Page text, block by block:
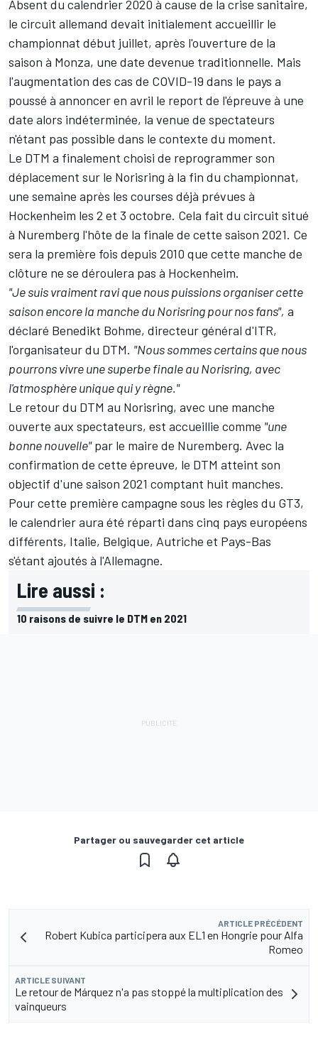
Absent du calendrier 2020 à cause de la crise sanitaire,
le circuit allemand devait initialement accueillir le
championnat début juillet, après l'ouverture de la
saison à Monza, une date devenue traditionnelle. Mais
l'augmentation des cas de COVID-19 dans le pays a
poussé à annoncer en avril le report de l'épreuve à une
date alors indéterminée, la venue de spectateurs
n'étant pas possible dans le contexte du moment.
Le DTM a finalement choisi de reprogrammer son
déplacement sur le Norisring à la fin du championnat,
une semaine après les courses déjà prévues à
Hockenheim les 2 et 3 octobre. Cela fait du circuit situé
à Nuremberg l'hôte de la finale de cette saison 2021. Ce
sera la première fois depuis 2010 que cette manche de
clôture ne se déroulera pas à Hockenheim.
"Je suis vraiment ravi que nous puissions organiser cette
saison encore la manche du Norisring pour nos fans", a
déclaré Benedikt Bohme, directeur général d'ITR,
l'organisateur du DTM. "Nous sommes certains que nous
pourrons vivre une superbe finale au Norisring, avec
l'atmosphère unique qui y règne."
Le retour du DTM au Norisring, avec une manche
ouverte aux spectateurs, est accueillie comme "une
bonne nouvelle"par le maire de Nuremberg. Avec la
confirmation de cette épreuve, le DTM atteint son
objectif d'une saison 2021 comptant huit manches.
Pour cette première campagne sous les règles du GT3,
le calendrier aura été réparti dans cinq pays européens
différents, Italie, Belgique, Autriche et Pays-Bas
s'étant ajoutés à l'Allemagne.
Lire aussi :
10 raisons de suivre le DTM en 2021
Partager ou sauvegarder cet article
ARTICLE PRÉCÉDENT
Robert Kubica participera aux EL1 en Hongrie pour Alfa
Romeo
ARTICLE SUIVANT
Le retour de Márquez n'a pas stoppé la multiplication des
vainqueurs